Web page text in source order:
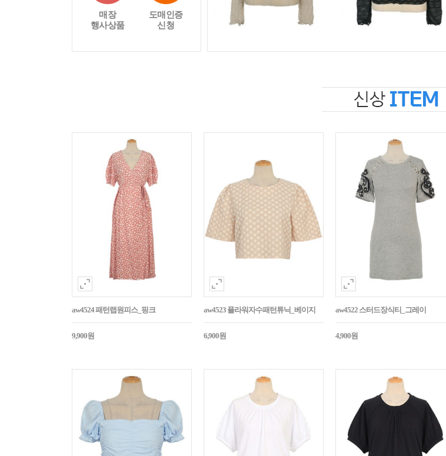
매장
행사상품
도매인증
신청
aw4524 패턴랩원피스_핑크
9,900원
aw4523 플라워자수패턴튜닉_베이지
6,900원
aw4522 스터드장식티_그레이
4,900원